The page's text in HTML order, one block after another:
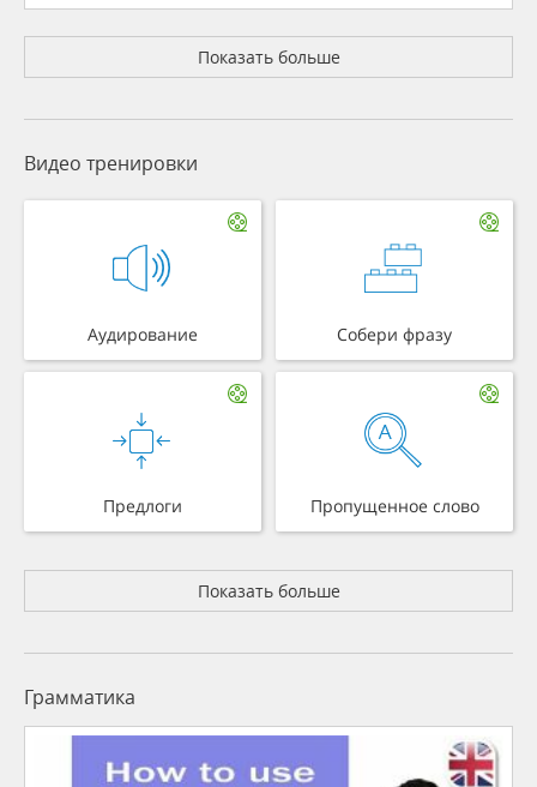
Показать больше
Видео тренировки
Аудирование Собери фразу
Предлоги Пропущенное слово
Показать больше
Грамматика